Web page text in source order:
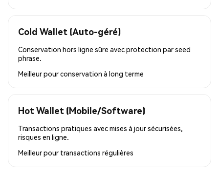
Cold Wallet (Auto-géré)
Conservation hors ligne sûre avec protection par seed
phrase.
Meilleur pourconservation à long terme
Hot Wallet (Mobile/Software)
Transactions pratiques avec mises à jour sécurisées,
risques en ligne.
Meilleur pour transactions régulières